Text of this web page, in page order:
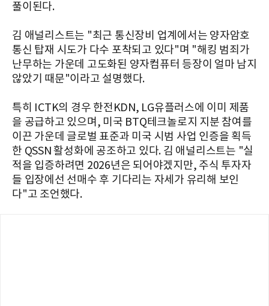
풀이된다.
김 애널리스트는 "최근 통신장비 업계에서는 양자암호
통신 탑재 시도가 다수 포착되고 있다"며 "해킹 범죄가
난무하는 가운데 고도화된 양자컴퓨터 등장이 얼마 남지
않았기 때문"이라고 설명했다.
특히 ICTK의 경우 한전KDN, LG유플러스에 이미 제품
을 공급하고 있으며, 미국 BTQ테크놀로지 지분 참여를
이끈 가운데 글로벌 표준과 미국 시범 사업 인증을 획득
한 QSSN 활성화에 공조하고 있다. 김 애널리스트는 "실
적을 입증하려면 2026년은 되어야겠지만, 주식 투자자
들 입장에선 선매수 후 기다리는 자세가 유리해 보인
다"고 조언했다.